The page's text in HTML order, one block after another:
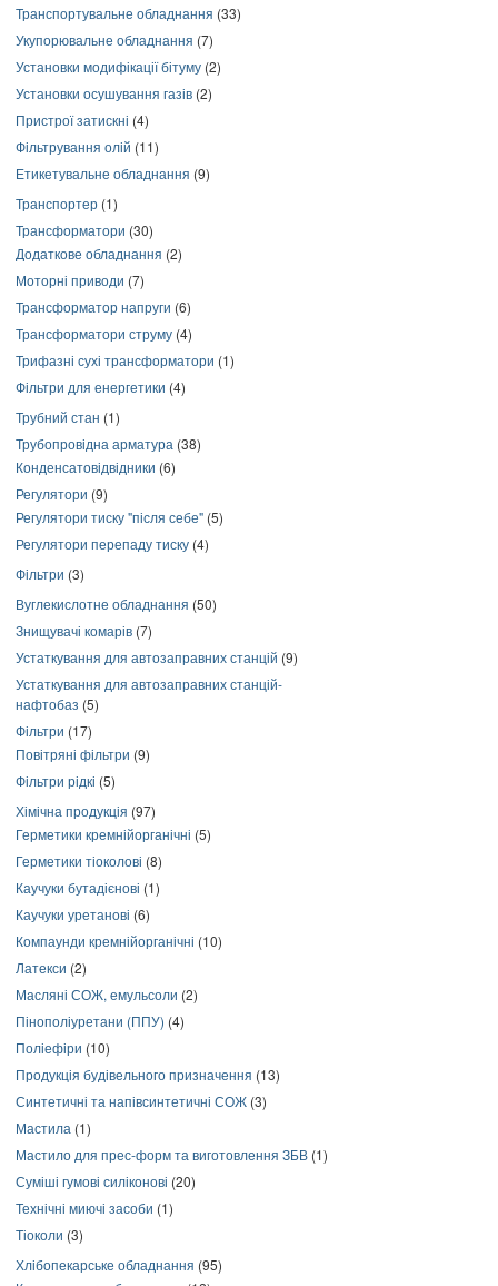
Транспортувальне обладнання (33)
Укупорювальне обладнання (7)
Установки модифікації бітуму (2)
Установки осушування газів (2)
Пристрої затискні (4)
Фільтрування олій (11)
Етикетувальне обладнання (9)
Транспортер (1)
Трансформатори (30)
Додаткове обладнання (2)
Моторні приводи (7)
Трансформатор напруги (6)
Трансформатори струму (4)
Трифазні сухі трансформатори (1)
Фільтри для енергетики (4)
Трубний стан (1)
Трубопровідна арматура (38)
Конденсатовідвідники (6)
Регулятори (9)
Регулятори тиску "після себе" (5)
Регулятори перепаду тиску (4)
Фільтри (3)
Вуглекислотне обладнання (50)
Знищувачі комарів (7)
Устаткування для автозаправних станцій (9)
Устаткування для автозаправних станцій-
нафтобаз (5)
Фільтри (17)
Повітряні фільтри (9)
Фільтри рідкі (5)
Хімічна продукція (97)
Герметики кремнійорганічні (5)
Герметики тіоколові (8)
Каучуки бутадієнові (1)
Каучуки уретанові (6)
Компаунди кремнійорганічні (10)
Латекси (2)
Масляні СОЖ, емульсоли (2)
Пінополіуретани (ППУ) (4)
Поліефіри (10)
Продукція будівельного призначення (13)
Синтетичні та напівсинтетичні СОЖ (3)
Мастила (1)
Мастило для прес-форм та виготовлення ЗБВ (1)
Суміші гумові силіконові (20)
Технічні миючі засоби (1)
Тіоколи (3)
Хлібопекарське обладнання (95)